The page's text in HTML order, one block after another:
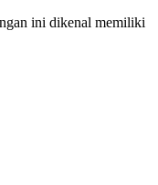
ini dikenal memiliki